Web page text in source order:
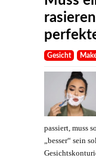
Gesicht
passiert, muss
„besser“ sein